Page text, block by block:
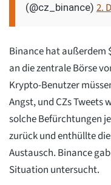
(@cz_binance) 2.
Binance hat außerdem
an die zentrale Börse
Krypto-Benutzer
Angst, und CZs Tweets
solche Befürchtungen
zurück und enthüllte
Austausch. Binance
Situation untersucht.